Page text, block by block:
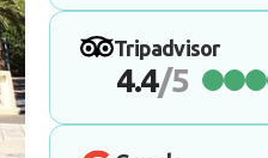
Tripadvisor
4.4/5